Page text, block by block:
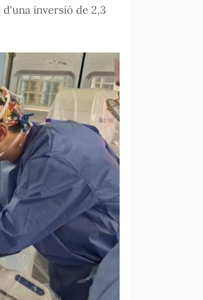
inversió de 2,3